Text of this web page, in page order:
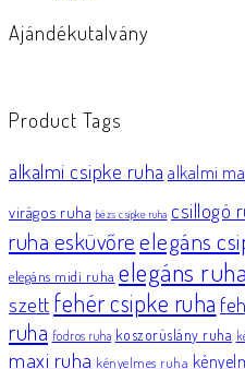
Ajándékutalvány
Product Tags
alkalmi csipke ruha alkalmi
virágos ruha bézs csipke ruha csillogó
ruha esküvőreelegáns
elegáns midi ruha elegáns ruha
szett fehér csipke ruha
ruha fodros ruha koszorúslány ruha
maxi ruha kényelmes ruha